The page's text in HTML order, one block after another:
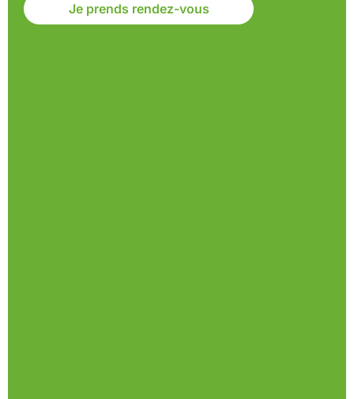
Je prends rendez-vous